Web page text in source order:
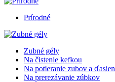
Prírodné
Zubné gély
Na čistenie kefkou
Na potieranie zubov a ďasien
Na prerezávanie zúbkov